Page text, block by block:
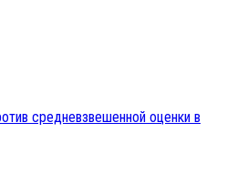
средневзвешенной оценки в